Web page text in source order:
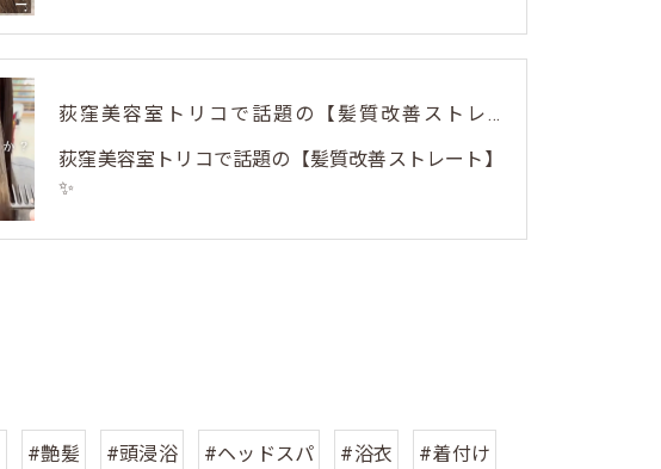
荻窪美容室トリコで話題の【髪質改善ストレート】✨
荻窪美容室トリコで話題の【髪質改善ストレート】
✨
#艶髪 #頭浸浴 #ヘッドスパ #浴衣 #着付け